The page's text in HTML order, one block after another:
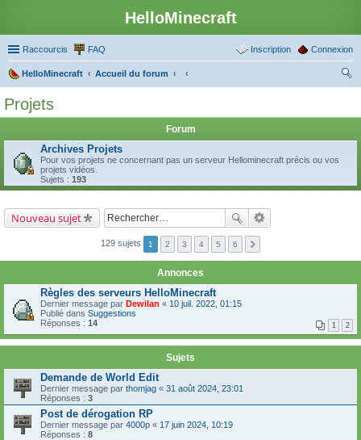
HelloMinecraft
Raccourcis FAQ Connexion
Inscription
HelloMinecraft
Accueil du forum
Projets
Forum
Archives Projets
Pour vos projets ne concernant pas un serveur Hellominecraft précis ou vos
projets vidéos.
Sujets : 193
Nouveau sujet
129 sujets 1 2 3 4 5 6
Annonces
Règles des serveurs HelloMinecraft
Dernier message par Dewilan « 10 juil. 2022, 01:15
Publié dans Suggestions
Réponses : 14 1 2
Sujets
Demande de World Edit
Dernier message par thomjag « 31 août 2024, 23:01
Réponses : 3
Post de dérogation RP
Dernier message par 4000p « 17 juin 2024, 10:19
Réponses : 8